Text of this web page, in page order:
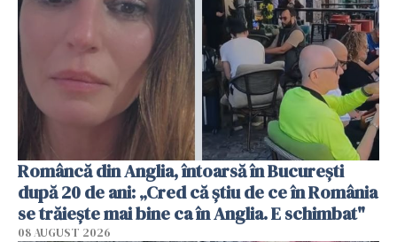
Româncă din Anglia, întoarsă în București
după 20 de ani: „Cred că știu de ce în România
se trăiește mai bine ca în Anglia. E schimbat"
08 AUGUST 2026